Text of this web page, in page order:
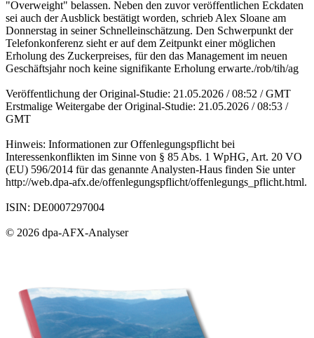
"Overweight" belassen. Neben den zuvor veröffentlichen Eckdaten
sei auch der Ausblick bestätigt worden, schrieb Alex Sloane am
Donnerstag in seiner Schnelleinschätzung. Den Schwerpunkt der
Telefonkonferenz sieht er auf dem Zeitpunkt einer möglichen
Erholung des Zuckerpreises, für den das Management im neuen
Geschäftsjahr noch keine signifikante Erholung erwarte./rob/tih/ag
Veröffentlichung der Original-Studie: 21.05.2026 / 08:52 / GMT
Erstmalige Weitergabe der Original-Studie: 21.05.2026 / 08:53 /
GMT
Hinweis: Informationen zur Offenlegungspflicht bei
Interessenkonflikten im Sinne von § 85 Abs. 1 WpHG, Art. 20 VO
(EU) 596/2014 für das genannte Analysten-Haus finden Sie unter
http://web.dpa-afx.de/offenlegungspflicht/offenlegungs_pflicht.html.
ISIN: DE0007297004
© 2026 dpa-AFX-Analyser